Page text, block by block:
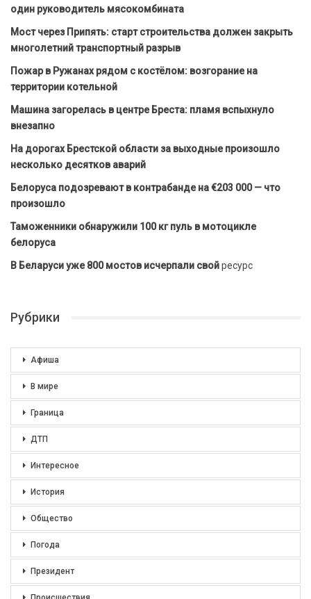
один руководитель мясокомбината
Мост через Припять: старт строительства должен закрыть
многолетний транспортный разрыв
Пожар в Ружанах рядом с костёлом: возгорание на
территории котельной
Машина загорелась в центре Бреста: пламя вспыхнуло
внезапно
На дорогах Брестской области за выходные произошло
несколько десятков аварий
Белоруса подозревают в контрабанде на €203 000 — что
произошло
Таможенники обнаружили 100 кг пуль в мотоцикле
белоруса
В Беларуси уже 800 мостов исчерпали свойресурс
Рубрики
Афиша
В мире
Граница
ДТП
Интересное
История
Общество
Погода
Президент